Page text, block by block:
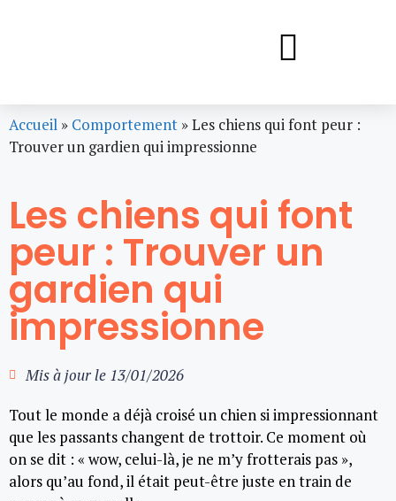
Accueil » Comportement »Les chiens qui font peur :
Trouver un gardien qui impressionne
Les chiens qui font
peur : Trouver un
gardien qui
impressionne
Mis à jour le 13/01/2026
Tout le monde a déjà croisé un chien si impressionnant
que les passants changent de trottoir. Ce moment où
on se dit : « wow, celui-là, je ne m’y frotterais pas »,
alors qu’au fond, il était peut-être juste en train de